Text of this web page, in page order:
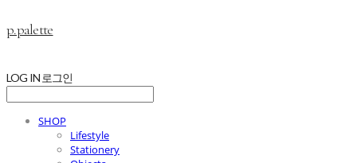
p.palette
LOG IN 로그인
SHOP
Lifestyle
Stationery